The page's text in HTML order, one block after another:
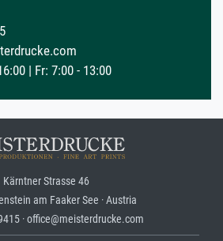
| Fr: 7:00 - 13:00
Kärntner Strasse 46
am Faaker See · Austria
· office@meisterdrucke.com